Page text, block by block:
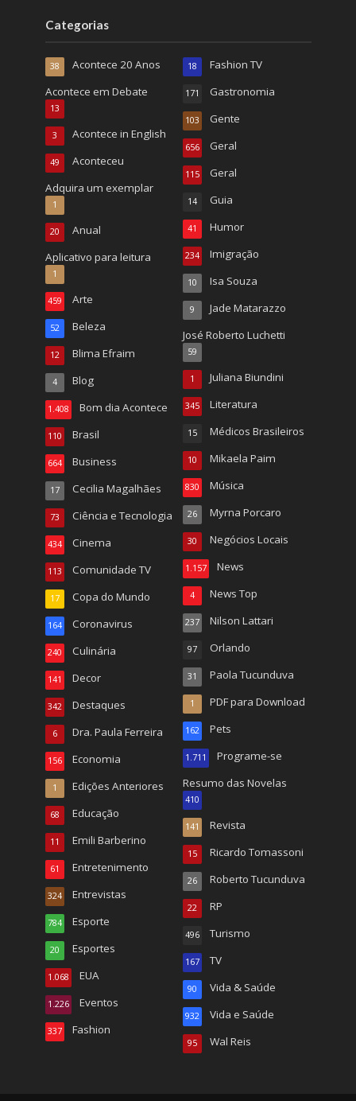
Categorias
Acontece 20 Anos
38
Acontece em Debate
13
Acontece in English
3
Aconteceu
49
Adquira um exemplar
1
Anual
20
Aplicativo para leitura
1
Arte
459
Beleza
52
Blima Efraim
12
Blog
4
Bom dia Acontece
1.408
Brasil
110
Business
664
Cecilia Magalhães
17
Ciência e Tecnologia
73
Cinema
434
Comunidade TV
113
Copa do Mundo
17
Coronavirus
164
Culinária
240
Decor
141
Destaques
342
Dra. Paula Ferreira
6
Economia
156
Edições Anteriores
1
Educação
68
Emili Barberino
11
Entretenimento
61
Entrevistas
324
Esporte
784
Esportes
20
EUA
1.068
Eventos
1.226
Fashion
337
Fashion TV
18
Gastronomia
171
Gente
103
Geral
656
Geral
115
Guia
14
Humor
41
Imigração
234
Isa Souza
10
Jade Matarazzo
9
José Roberto Luchetti
59
Juliana Biundini
1
Literatura
345
Médicos Brasileiros
15
Mikaela Paim
10
Música
830
Myrna Porcaro
26
Negócios Locais
30
News
1.157
News Top
4
Nilson Lattari
237
Orlando
97
Paola Tucunduva
31
PDF para Download
1
Pets
162
Programe-se
1.711
Resumo das Novelas
410
Revista
141
Ricardo Tomassoni
15
Roberto Tucunduva
26
RP
22
Turismo
496
TV
167
Vida & Saúde
90
Vida e Saúde
932
Wal Reis
95